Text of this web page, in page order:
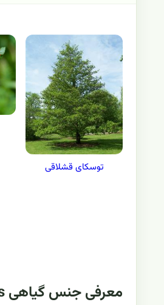
توسکای قشلاقی
معرفی جنس گیاهی Alnus (آلدر/توسکا)